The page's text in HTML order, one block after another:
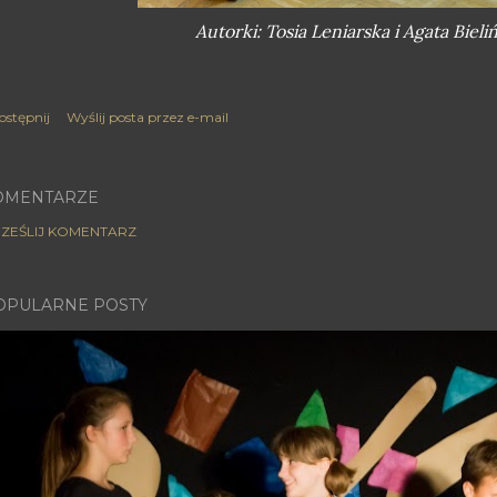
Autorki: Tosia Leniarska i Agata
Wyślij posta przez e-mail
KOMENTARZ
POSTY